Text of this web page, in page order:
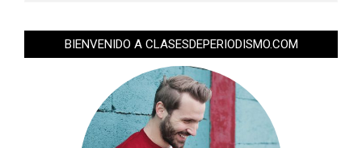
BIENVENIDO A CLASESDEPERIODISMO.COM